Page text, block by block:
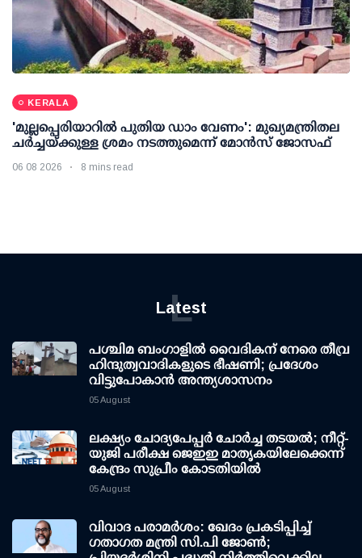
KERALA
'മുല്ലപ്പെരിയാറില്‍ പുതിയ ഡാം വേണം': മുഖ്യമന്ത്രിതല
ചര്‍ച്ചയ്ക്കുള്ള ശ്രമം നടത്തുമെന്ന് മോന്‍സ് ജോസഫ്
06 08 2026 8 mins read
Latest
L
പശ്ചിമ ബംഗാളിൽ വൈദികന് നേരെ തീവ്ര
ഹിന്ദുത്വവാദികളുടെ ഭീഷണി; പ്രദേശം
വിട്ടുപോകാൻ അന്ത്യശാസനം
05 August
ലക്ഷ്യം ചോദ്യപേപ്പര്‍ ചോര്‍ച്ച തടയല്‍; നീറ്റ്-
യുജി പരീക്ഷ ജെഇഇ മാതൃകയിലേക്കെന്ന്
കേന്ദ്രം സുപ്രീം കോടതിയില്‍
05 August
വിവാദ പരാമര്‍ശം: ഖേദം പ്രകടിപ്പിച്ച്
ഗതാഗത മന്ത്രി സി.പി ജോണ്‍;